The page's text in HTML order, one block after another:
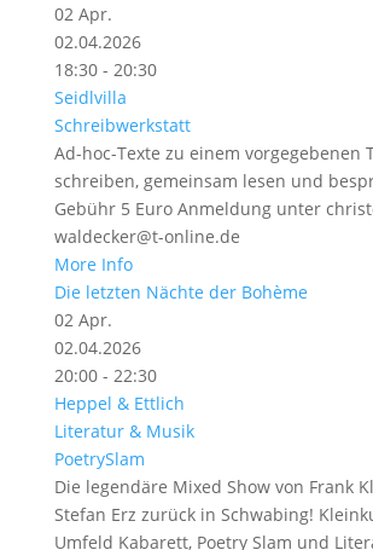
02 Apr.
02.04.2026
18:30 - 20:30
Seidlvilla
Schreibwerkstatt
Ad-hoc-Texte zu einem vorgegebenen
schreiben, gemeinsam lesen und
Gebühr 5 Euro Anmeldung unter
waldecker@t-online.de
More Info
Die letzten Nächte der Bohème
02 Apr.
02.04.2026
20:00 - 22:30
Heppel & Ettlich
Literatur & Musik
PoetrySlam
Die legendäre Mixed Show von Frank
Stefan Erz zurück in Schwabing!
Umfeld Kabarett, Poetry Slam und